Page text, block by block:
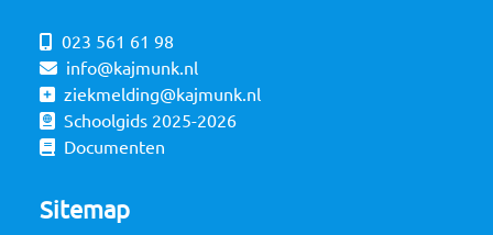
023 561 61 98
info@kajmunk.nl
ziekmelding@kajmunk.nl
Schoolgids 2025-2026
Documenten
Sitemap